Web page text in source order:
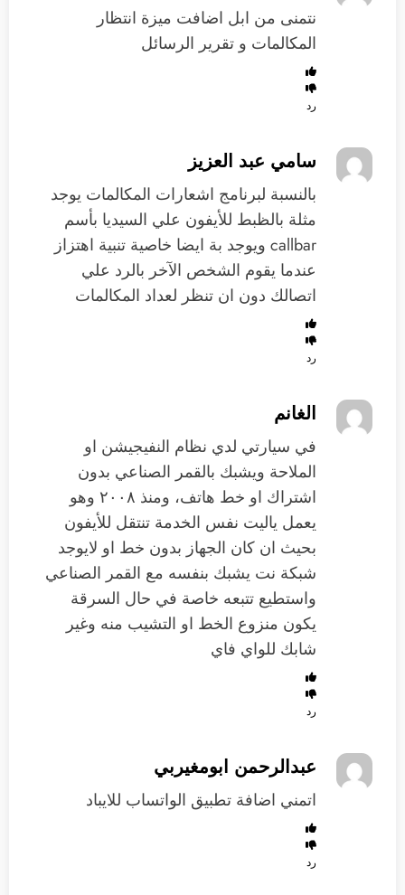
نتمنى من ابل اضافت ميزة انتظار
المكالمات و تقرير الرسائل
رد
سامي عبد العزيز
بالنسبة لبرنامج اشعارات المكالمات يوجد
مثلة بالظبط للأيفون علي السيديا بأسم
callbar ويوجد بة ايضا خاصية تنبية اهتزاز
عندما يقوم الشخص الآخر بالرد علي
اتصالك دون ان تنظر لعداد المكالمات
رد
الغانم
في سيارتي لدي نظام النفيجيشن او
الملاحة ويشبك بالقمر الصناعي بدون
اشتراك او خط هاتف، ومنذ ٢٠٠٨ وهو
يعمل ياليت نفس الخدمة تنتقل للأيفون
بحيث ان كان الجهاز بدون خط او لايوجد
شبكة نت يشبك بنفسه مع القمر الصناعي
واستطيع تتبعه خاصة في حال السرقة
يكون منزوع الخط او التشيب منه وغير
شابك للواي فاي
رد
عبدالرحمن ابومغيربي
اتمني اضافة تطبيق الواتساب للايباد
رد